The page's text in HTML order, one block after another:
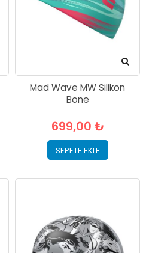
Mad Wave MW Silikon
Bone
699,00 ₺
SEPETE EKLE